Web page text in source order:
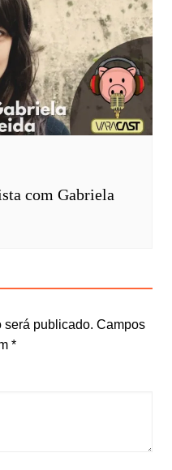
com Gabriela
será publicado. Campos
*